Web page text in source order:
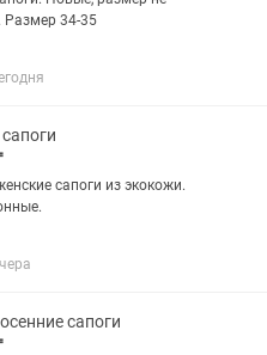
Размер 34-35
сапоги из экокожи.
сапоги